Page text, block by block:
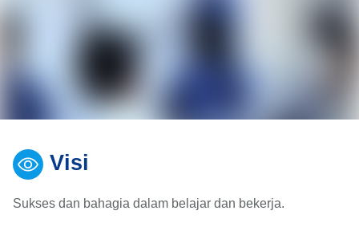
Visi
Sukses dan bahagia dalam belajar dan bekerja.